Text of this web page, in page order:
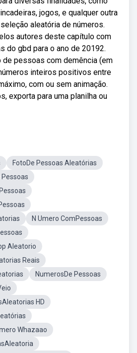
jogos, e qualquer outra
aleatória de números.
autores deste capítulo com
do gbd para o ano de 20192.
de pessoas com demência (em
inteiros positivos entre
com ou sem animação.
exporta para uma planilha ou
FotoDe Pessoas Aleatórias
Pessoas
N Umero ComPessoas
Aleatorio
Reais
NumerosDe Pessoas
HD
Whazaao